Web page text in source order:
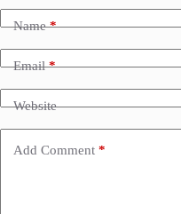
Name*
Email*
Website
Add Comment *